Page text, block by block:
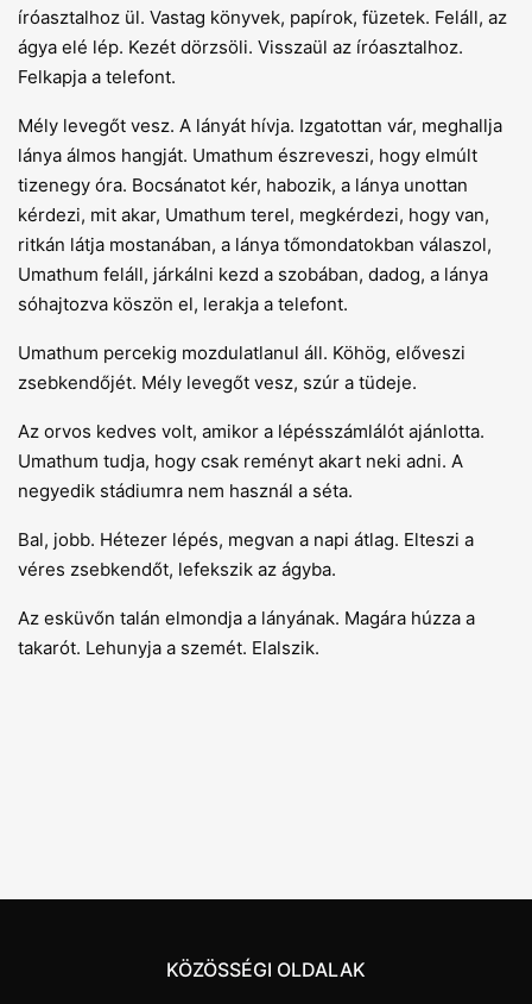
íróasztalhoz ül. Vastag könyvek, papírok, füzetek. Feláll, az
ágya elé lép. Kezét dörzsöli. Visszaül az íróasztalhoz.
Felkapja a telefont.
Mély levegőt vesz. A lányát hívja. Izgatottan vár, meghallja
lánya álmos hangját. Umathum észreveszi, hogy elmúlt
tizenegy óra. Bocsánatot kér, habozik, a lánya unottan
kérdezi, mit akar, Umathum terel, megkérdezi, hogy van,
ritkán látja mostanában, a lánya tőmondatokban válaszol,
Umathum feláll, járkálni kezd a szobában, dadog, a lánya
sóhajtozva köszön el, lerakja a telefont.
Umathum percekig mozdulatlanul áll. Köhög, előveszi
zsebkendőjét. Mély levegőt vesz, szúr a tüdeje.
Az orvos kedves volt, amikor a lépésszámlálót ajánlotta.
Umathum tudja, hogy csak reményt akart neki adni. A
negyedik stádiumra nem használ a séta.
Bal, jobb. Hétezer lépés, megvan a napi átlag. Elteszi a
véres zsebkendőt, lefekszik az ágyba.
Az esküvőn talán elmondja a lányának. Magára húzza a
takarót. Lehunyja a szemét. Elalszik.
KÖZÖSSÉGI OLDALAK